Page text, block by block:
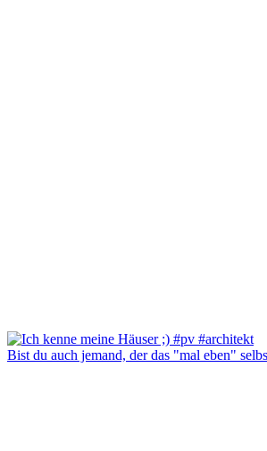
Bist du auch jemand, der das "mal eben"